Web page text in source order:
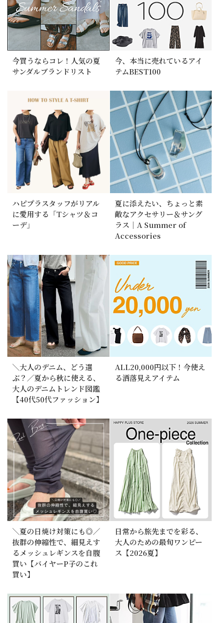
今買うならコレ！人気の夏
サンダルブランドリスト
今、本当に売れているアイ
テムBEST100
ハピプラスタッフがリアル
に愛用する「Tシャツ＆コ
ーデ」
夏に添えたい、ちょっと素
敵なアクセサリー＆サング
ラス｜A Summer of
Accessories
＼大人のデニム、どう選
ぶ？／夏から秋に使える、
大人のデニムトレンド図鑑
【40代50代ファッション】
ALL20,000円以下！今使え
る洒落見えアイテム
＼夏の日焼け対策にも◎／
抜群の伸縮性で、細見えす
るメッシュレギンスを自腹
買い【バイヤーP子のこれ
買い】
日常から旅先までを彩る、
大人のための最旬ワンピー
ス【2026夏】